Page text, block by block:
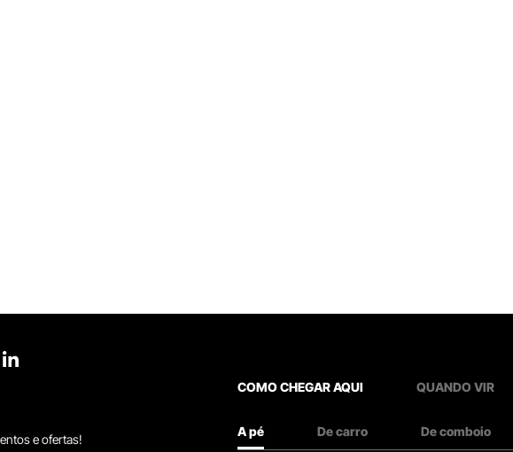
e ofertas!
COMO CHEGAR AQUI QUANDO VIR
A pé De carro De comboio